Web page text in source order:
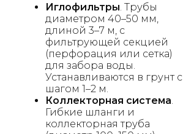
Иглофильтры . Трубы
диаметром 40–50 мм,
длиной 3–7 м, с
фильтрующей секцией
(перфорация или сетка)
для забора воды.
Устанавливаются в грунт с
шагом 1–2 м.
Коллекторная система
Гибкие шланги и
коллекторная труба